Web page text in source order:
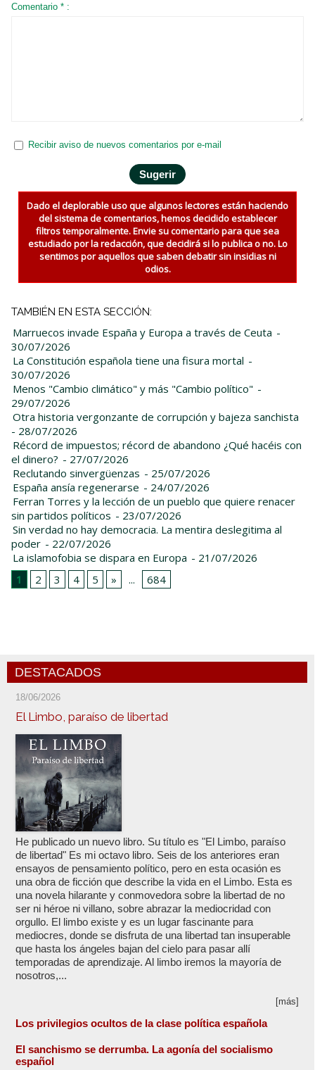
Comentario * :
Recibir aviso de nuevos comentarios por e-mail
Dado el deplorable uso que algunos lectores están haciendo
del sistema de comentarios, hemos decidido establecer
filtros temporalmente. Envie su comentario para que sea
estudiado por la redacción, que decidirá si lo publica o no. Lo
sentimos por aquellos que saben debatir sin insidias ni
odios.
TAMBIÉN EN ESTA SECCIÓN:
Marruecos invade España y Europa a través de Ceuta -
30/07/2026
La Constitución española tiene una fisura mortal -
30/07/2026
Menos "Cambio climático" y más "Cambio político" -
29/07/2026
Otra historia vergonzante de corrupción y bajeza sanchista
- 28/07/2026
Récord de impuestos; récord de abandono ¿Qué hacéis con
el dinero? - 27/07/2026
Reclutando sinvergüenzas - 25/07/2026
España ansía regenerarse - 24/07/2026
Ferran Torres y la lección de un pueblo que quiere renacer
sin partidos políticos - 23/07/2026
Sin verdad no hay democracia. La mentira deslegitima al
poder - 22/07/2026
La islamofobia se dispara en Europa - 21/07/2026
1
2 3 4 5 » ... 684
DESTACADOS
18/06/2026
El Limbo, paraíso de libertad
He publicado un nuevo libro. Su título es "El Limbo, paraíso
de libertad" Es mi octavo libro. Seis de los anteriores eran
ensayos de pensamiento político, pero en esta ocasión es
una obra de ficción que describe la vida en el Limbo. Esta es
una novela hilarante y conmovedora sobre la libertad de no
ser ni héroe ni villano, sobre abrazar la mediocridad con
orgullo. El limbo existe y es un lugar fascinante para
mediocres, donde se disfruta de una libertad tan insuperable
que hasta los ángeles bajan del cielo para pasar allí
temporadas de aprendizaje. Al limbo iremos la mayoría de
nosotros,...
[más]
Los privilegios ocultos de la clase política española
El sanchismo se derrumba. La agonía del socialismo
español